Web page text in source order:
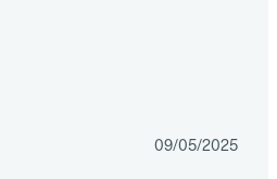
09/05/2025